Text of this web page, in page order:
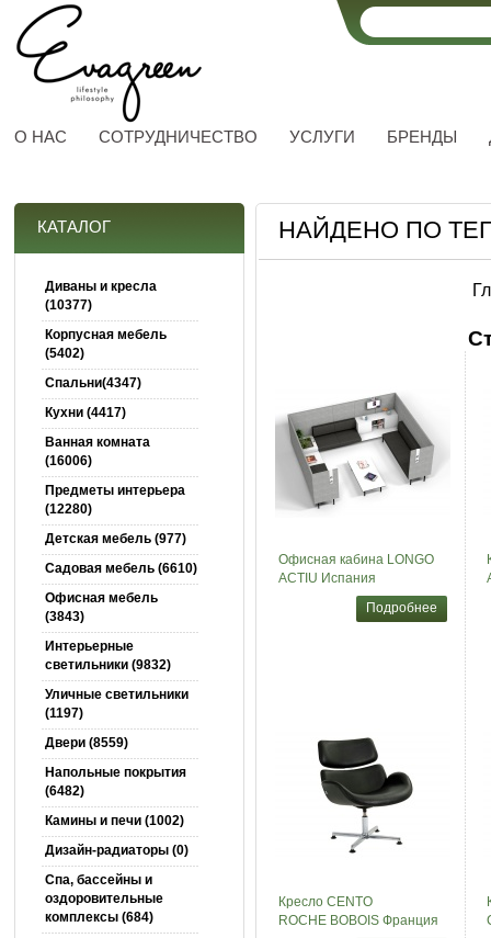
О НАС СОТРУДНИЧЕСТВО УСЛУГИ БРЕНДЫ
КАТАЛОГ
Диваны и кресла
(10377)
Корпусная мебель
(5402)
Спальни(4347)
Кухни (4417)
Ванная комната
(16006)
Предметы интерьера
(12280)
Детская мебель (977)
Садовая мебель (6610)
Офисная мебель
(3843)
Интерьерные
светильники (9832)
Уличные светильники
(1197)
Двери (8559)
Напольные покрытия
(6482)
Камины и печи (1002)
Дизайн-радиаторы (0)
Спа, бассейны и
оздоровительные
комплексы (684)
НАЙДЕНО ПО
Офисная кабина LONGO
ACTIU Испания
Подробнее
Кресло CENTO
ROCHE BOBOIS Франция